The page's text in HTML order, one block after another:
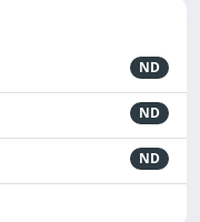
ND
ND
ND